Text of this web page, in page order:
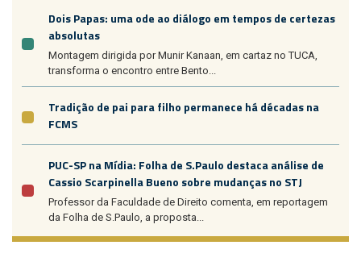
Dois Papas: uma ode ao diálogo em tempos de certezas
absolutas
Montagem dirigida por Munir Kanaan, em cartaz no TUCA,
transforma o encontro entre Bento...
Tradição de pai para filho permanece há décadas na
FCMS
PUC-SP na Mídia: Folha de S.Paulo destaca análise de
Cassio Scarpinella Bueno sobre mudanças no STJ
Professor da Faculdade de Direito comenta, em reportagem
da Folha de S.Paulo, a proposta...